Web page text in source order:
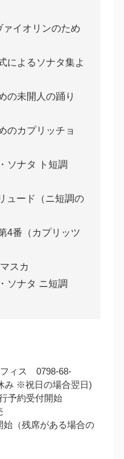
イオリンのため
によるソナタ集よ
の未開人の踊り
のカプリッチョ
ソナタ ト短調
ュード（ニ短調の
4番（カプリッツ
スカ
ソナタ ニ短調
フィス 0798-68-
み ※祝日の場合翌日)
予約受付開始
（残席がある場合の